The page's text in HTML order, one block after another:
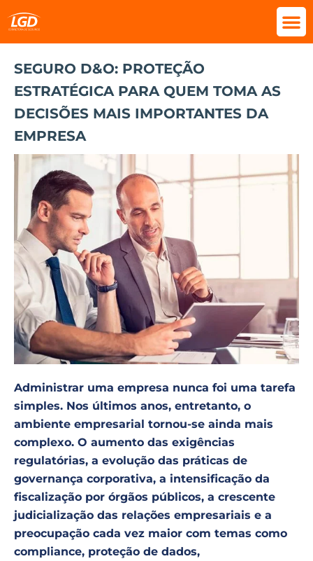
SEGURO D&O: PROTEÇÃO
ESTRATÉGICA PARA QUEM TOMA AS
DECISÕES MAIS IMPORTANTES DA
EMPRESA
Administrar uma empresa nunca foi uma tarefa
simples. Nos últimos anos, entretanto, o
ambiente empresarial tornou-se ainda mais
complexo. O aumento das exigências
regulatórias, a evolução das práticas de
governança corporativa, a intensificação da
fiscalização por órgãos públicos, a crescente
judicialização das relações empresariais e a
preocupação cada vez maior com temas como
compliance, proteção de dados,